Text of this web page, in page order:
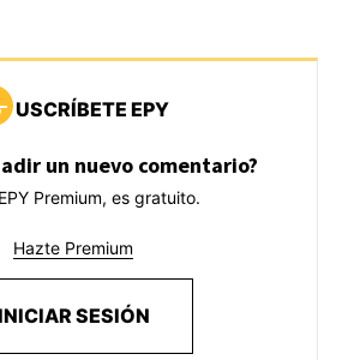
USCRÍBETE EPY
un nuevo comentario?
Premium, es gratuito.
Hazte Premium
SESIÓN